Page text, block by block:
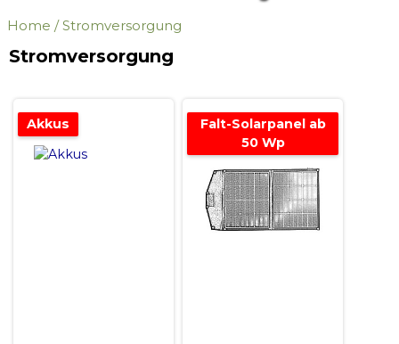
Home /Stromversorgung
Stromversorgung
Akkus
Falt-Solarpanel ab
50 Wp